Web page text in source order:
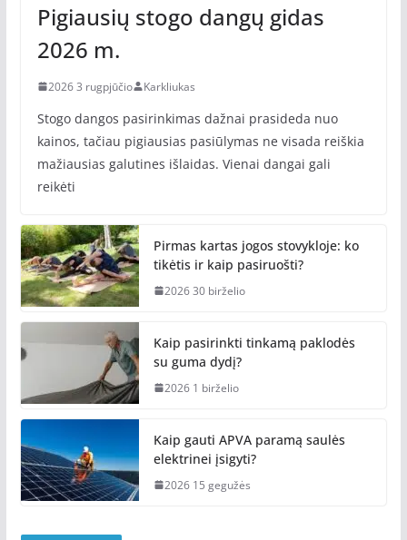
Pigiausių stogo dangų gidas
2026 m.
2026 3 rugpjūčio Karkliukas
Stogo dangos pasirinkimas dažnai prasideda nuo
kainos, tačiau pigiausias pasiūlymas ne visada reiškia
mažiausias galutines išlaidas. Vienai dangai gali
reikėti
Pirmas kartas jogos stovykloje: ko
tikėtis ir kaip pasiruošti?
2026 30 birželio
Kaip pasirinkti tinkamą paklodės
su guma dydį?
2026 1 birželio
Kaip gauti APVA paramą saulės
elektrinei įsigyti?
2026 15 gegužės